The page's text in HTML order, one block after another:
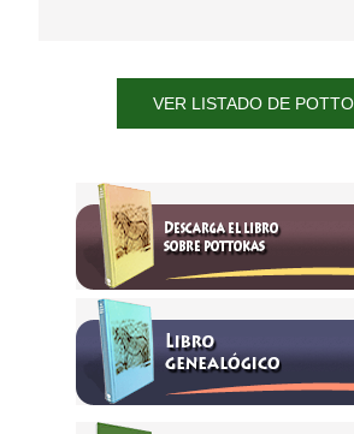
VER LISTADO DE